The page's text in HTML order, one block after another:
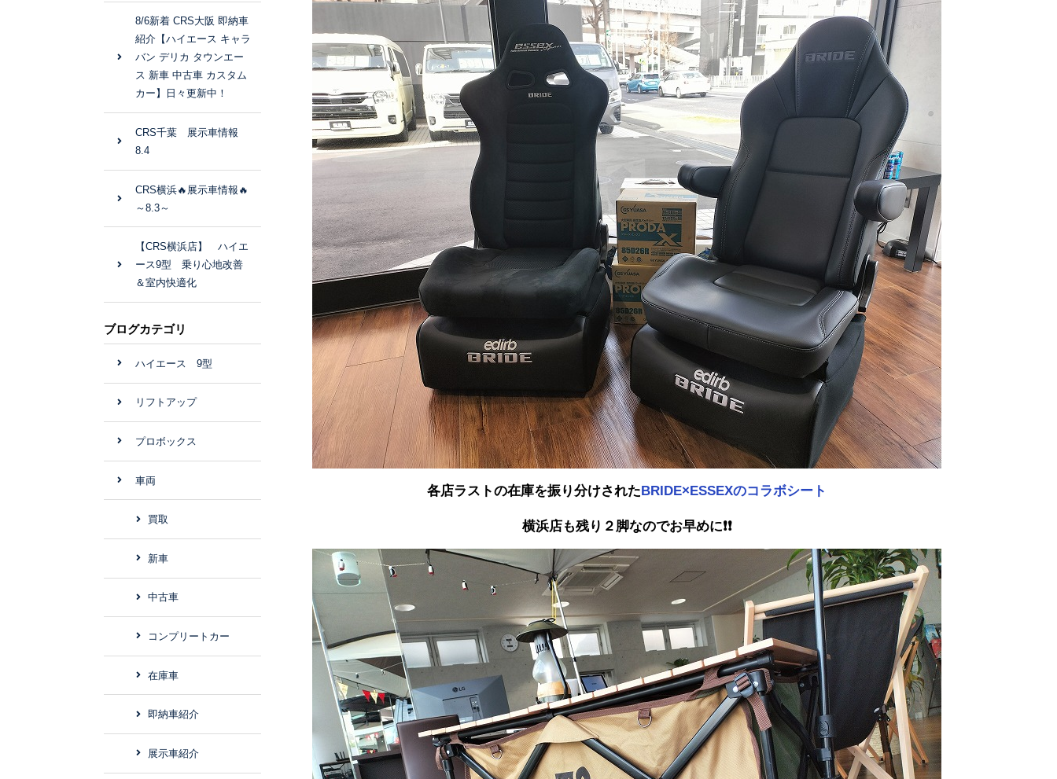
各店ラストの在庫を振り分けされた BRIDE×ESSEXのコラボシート
横浜店も残り２脚なのでお早めに❗❗
8/6新着 CRS大阪 即納車
紹介【ハイエース キャラ
バン デリカ タウンエー
ス 新車 中古車 カスタム
カー】日々更新中！
CRS千葉 展示車情報
8.4
CRS横浜🔥展示車情報🔥
～8.3～
【CRS横浜店】 ハイエ
ース9型 乗り心地改善
＆室内快適化
ブログカテゴリ
ハイエース 9型
リフトアップ
プロボックス
車両
買取
新車
中古車
コンプリートカー
在庫車
即納車紹介
展示車紹介